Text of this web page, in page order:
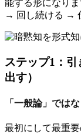
能する形になり
→ 回し続ける →
ステップ1：
出す）
「一般論」では
最初にして最重